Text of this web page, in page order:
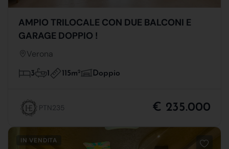
AMPIO TRILOCALE CON DUE BALCONI E
GARAGE DOPPIO !
Verona
3 1 115m2 Doppio
PTN235 € 235.000
IN VENDITA